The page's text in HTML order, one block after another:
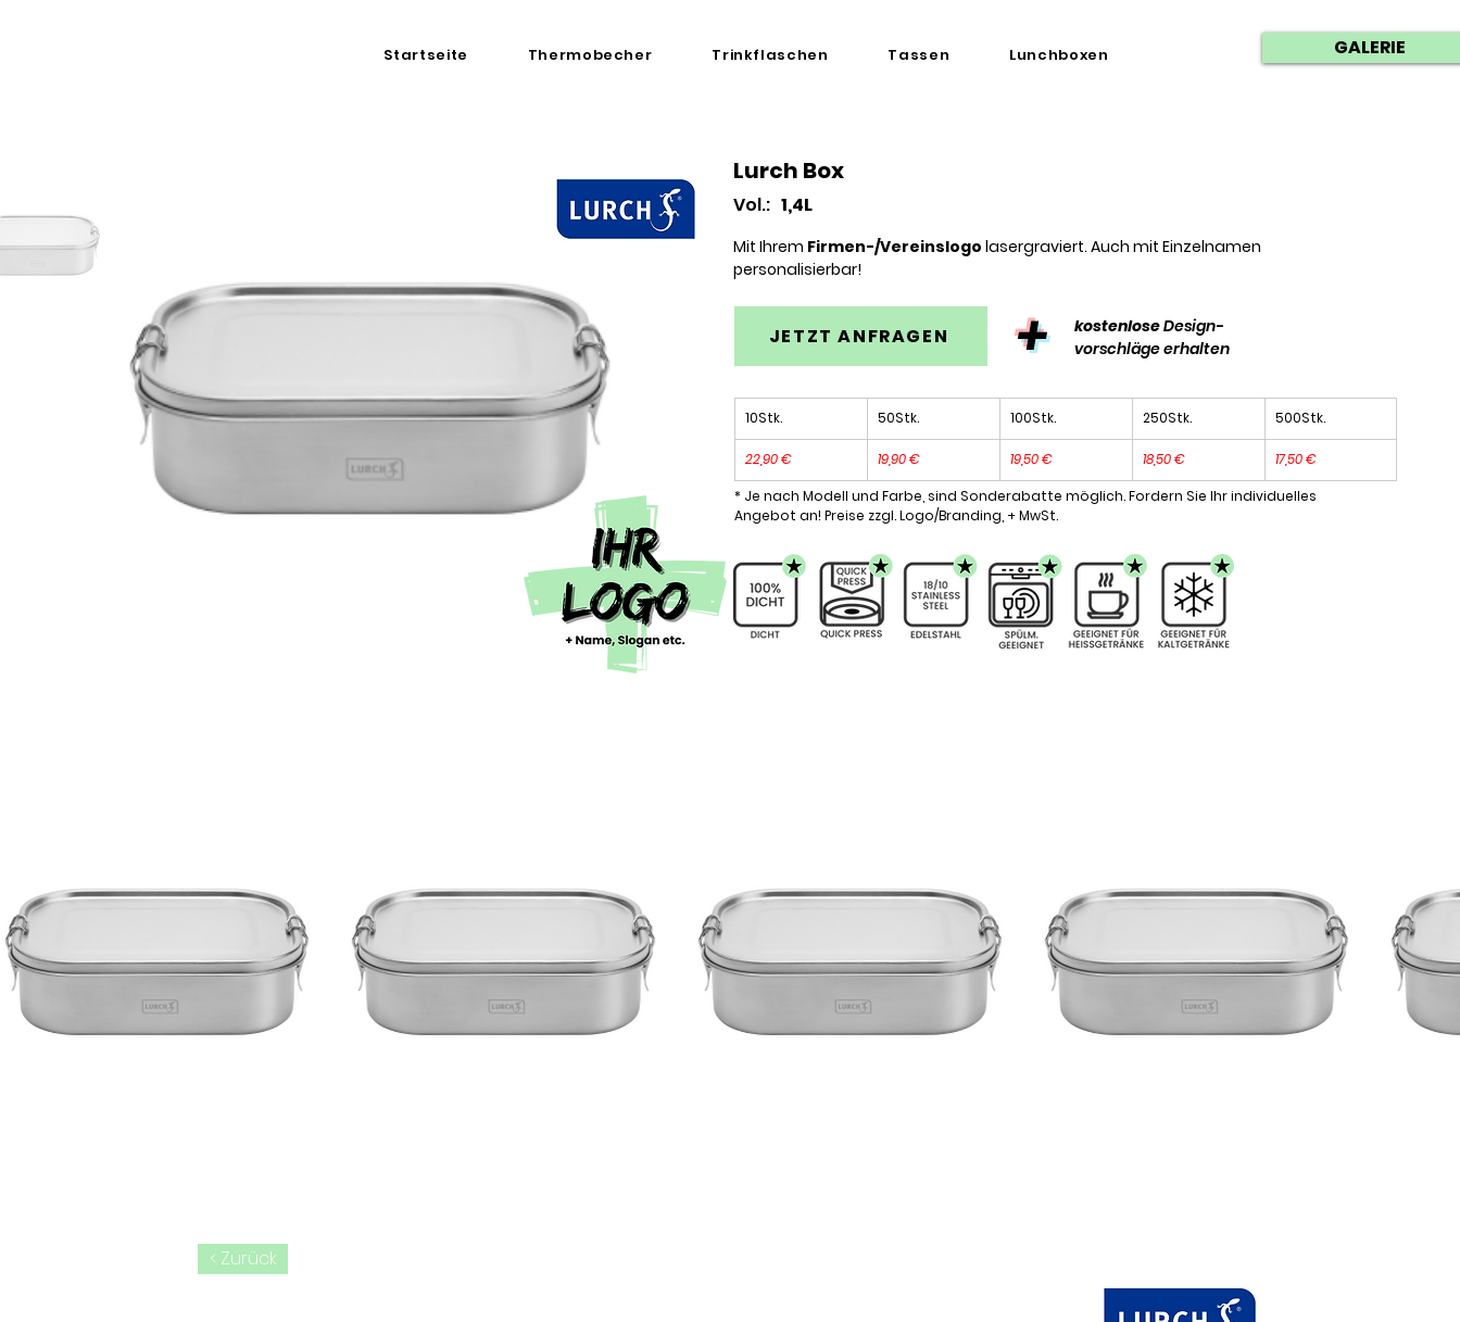
Startseite Thermobecher Trinkflaschen Tassen Lunchboxen GALERIE
Lurch Box
Vol.: 1,4L
Mit Ihrem Firmen-/Vereinslogo lasergraviert. Auch mit Einzelnamen
personalisierbar!
JETZT ANFRAGEN + kostenloseDesign-
vorschläge erhalten
10Stk. 50Stk. 100Stk. 250Stk. 500Stk.
22,90 € 19,90 € 19,50 € 18,50 €
17,50 €
* Je nach Modell und Farbe, sind Sonderabatte möglich. Fordern Sie Ihr individuelles
Angebot an! Preise zzgl. Logo/Branding, + MwSt.
< Zurück